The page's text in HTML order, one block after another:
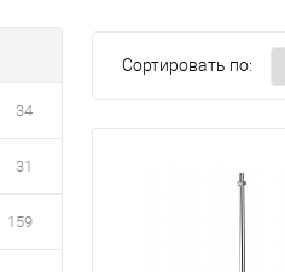
34
31
159
Сортировать по: